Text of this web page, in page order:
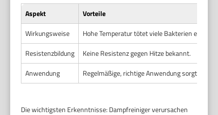
Aspekt
Vorteile
Wirkungsweise
Hohe Temperatur tötet viele Bakterien effektiv
Resistenzbildung
Keine Resistenz gegen Hitze bekannt.
Anwendung
Regelmäßige, richtige Anwendung sorgt für
Die wichtigsten Erkenntnisse: Dampfreiniger verursachen